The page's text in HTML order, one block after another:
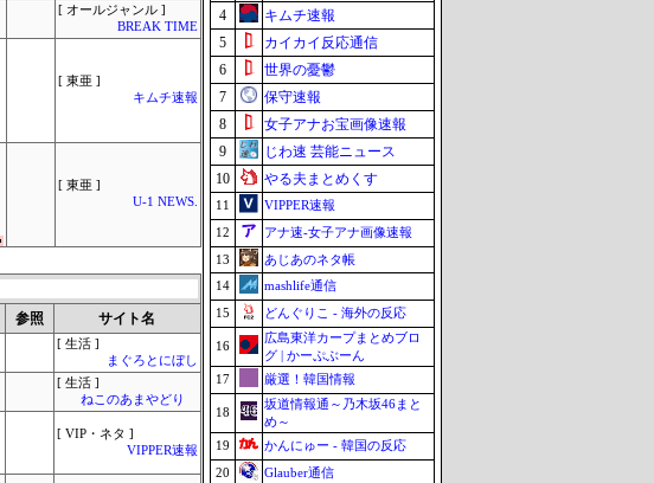
[ オールジャンル ]
BREAK TIME
[ 東亜 ]
キムチ速報
[ 東亜 ]
U-1 NEWS.
参照 サイト名
[ 生活 ]
まぐろとにぼし
[ 生活 ]
ねこのあまやどり
[ VIP・ネタ ]
VIPPER速報
4
キムチ速報
5
カイカイ反応通信
6
世界の憂鬱
7
保守速報
8
女子アナお宝画像速報
9
じわ速 芸能ニュース
10
やる夫まとめくす
11
VIPPER速報
12
アナ速‐女子アナ画像速報
13
あじあのネタ帳
14
mashlife通信
15
どんぐりこ - 海外の反応
16
広島東洋カープまとめブロ
グ | かーぷぶーん
17
厳選！韓国情報
18
坂道情報通～乃木坂46まと
め～
19
かんにゅー - 韓国の反応
20
Glauber通信